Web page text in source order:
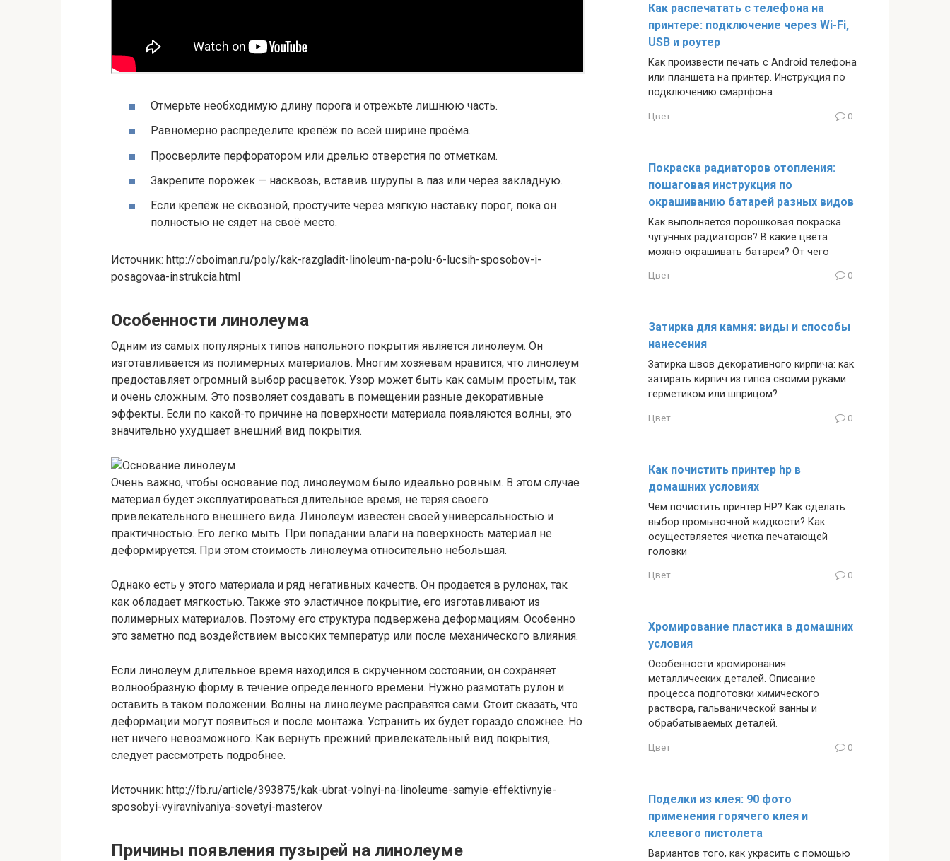
Отмерьте необходимую длину порога и отрежьте лишнюю часть.
Равномерно распределите крепёж по всей ширине проёма.
Просверлите перфоратором или дрелью отверстия по отметкам.
Закрепите порожек — насквозь, вставив шурупы в паз или через закладную.
Если крепёж не сквозной, простучите через мягкую наставку порог, пока он
полностью не сядет на своё место.
Источник: http://oboiman.ru/poly/kak-razgladit-linoleum-na-polu-6-lucsih-sposobov-i-
posagovaa-instrukcia.html
Особенности линолеума
Одним из самых популярных типов напольного покрытия является линолеум. Он
изготавливается из полимерных материалов. Многим хозяевам нравится, что линолеум
предоставляет огромный выбор расцветок. Узор может быть как самым простым, так
и очень сложным. Это позволяет создавать в помещении разные декоративные
эффекты. Если по какой-то причине на поверхности материала появляются волны, это
значительно ухудшает внешний вид покрытия.
Очень важно, чтобы основание под линолеумом было идеально ровным. В этом случае
материал будет эксплуатироваться длительное время, не теряя своего
привлекательного внешнего вида. Линолеум известен своей универсальностью и
практичностью. Его легко мыть. При попадании влаги на поверхность материал не
деформируется. При этом стоимость линолеума относительно небольшая.
Однако есть у этого материала и ряд негативных качеств. Он продается в рулонах, так
как обладает мягкостью. Также это эластичное покрытие, его изготавливают из
полимерных материалов. Поэтому его структура подвержена деформациям. Особенно
это заметно под воздействием высоких температур или после механического влияния.
Если линолеум длительное время находился в скрученном состоянии, он сохраняет
волнообразную форму в течение определенного времени. Нужно размотать рулон и
оставить в таком положении. Волны на линолеуме расправятся сами. Стоит сказать, что
деформации могут появиться и после монтажа. Устранить их будет гораздо сложнее. Но
нет ничего невозможного. Как вернуть прежний привлекательный вид покрытия,
следует рассмотреть подробнее.
Источник: http://fb.ru/article/393875/kak-ubrat-volnyi-na-linoleume-samyie-effektivnyie-
sposobyi-vyiravnivaniya-sovetyi-masterov
Причины появления пузырей на линолеуме
Как распечатать с телефона на
принтере: подключение через Wi-Fi,
USB и роутер
Как произвести печать с Android телефона
или планшета на принтер. Инструкция по
подключению смартфона
Цвет 0
Покраска радиаторов отопления:
пошаговая инструкция по
окрашиванию батарей разных видов
Как выполняется порошковая покраска
чугунных радиаторов? В какие цвета
можно окрашивать батареи? От чего
Цвет 0
Затирка для камня: виды и способы
нанесения
Затирка швов декоративного кирпича: как
затирать кирпич из гипса своими руками
герметиком или шприцом?
Цвет 0
Как почистить принтер hp в
домашних условиях
Чем почистить принтер HP? Как сделать
выбор промывочной жидкости? Как
осуществляется чистка печатающей
головки
Цвет 0
Хромирование пластика в домашних
условия
Особенности хромирования
металлических деталей. Описание
процесса подготовки химического
раствора, гальванической ванны и
обрабатываемых деталей.
Цвет 0
Поделки из клея: 90 фото
применения горячего клея и
клеевого пистолета
Вариантов того, как украсить с помощью